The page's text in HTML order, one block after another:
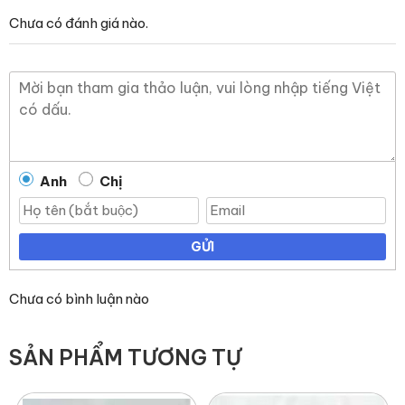
Dịch vụ bảo hành và chăm sóc khách hàng chuyên
Giao hàng nhanh, chính sách đổi trả dễ dàng, linh hoạt,
hỗ trợ giao hàng toàn quốc.
Chưa có đánh giá nào.
Anh Chị
GỬI
Chưa có bình luận nào
SẢN PHẨM TƯƠNG TỰ